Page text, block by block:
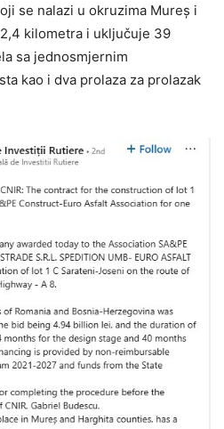
se nalazi u okruzima Mureș i
kilometra i uključuje 39
sa jednosmjernim
kao i dva prolaza za prolazak